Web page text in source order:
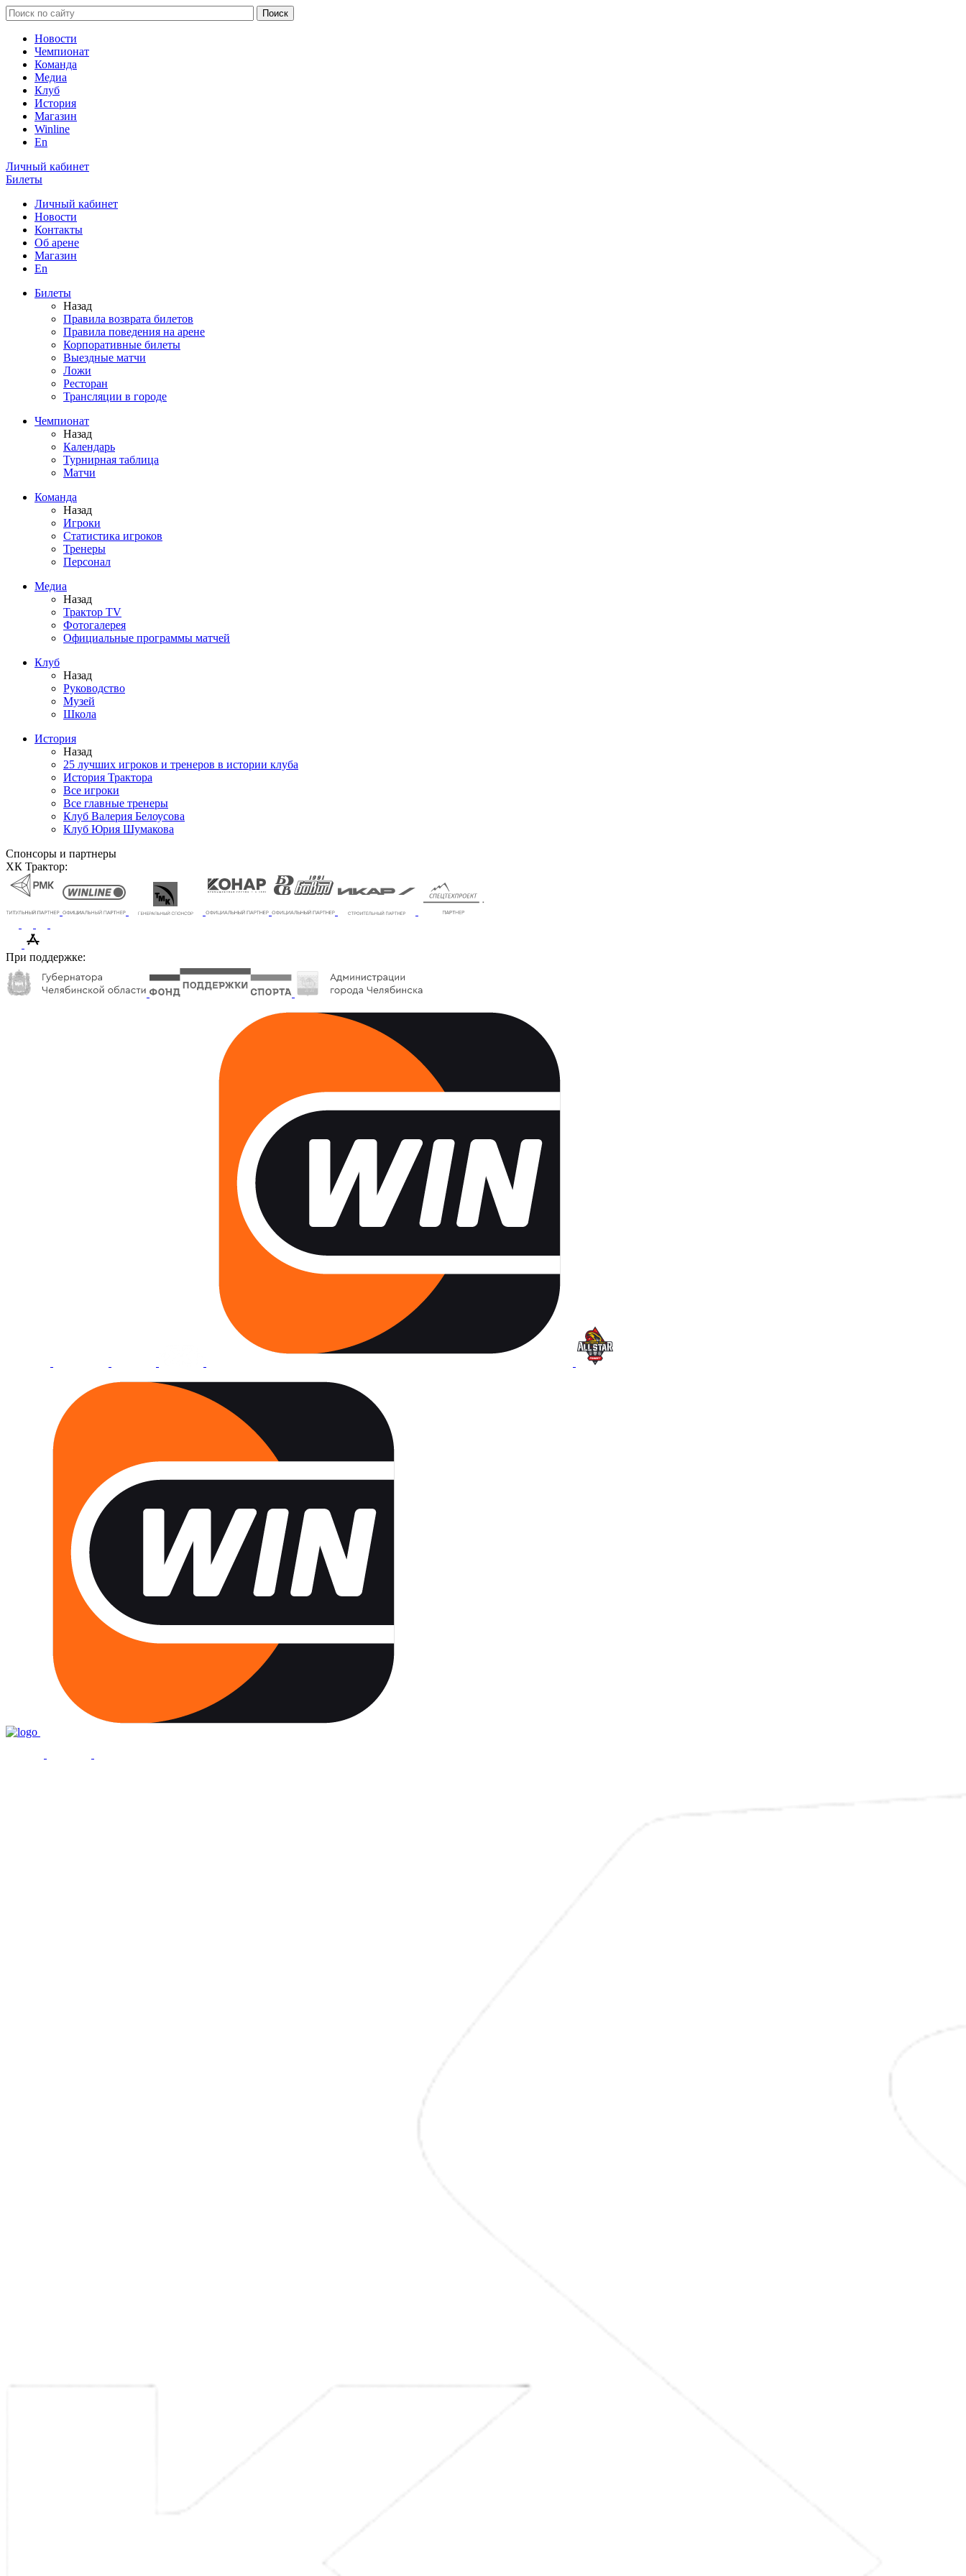
Новости
Чемпионат
Команда
Медиа
Клуб
История
Магазин
Winline
En
Личный кабинет
Билеты
Личный кабинет
Новости
Контакты
Об арене
Магазин
En
Билеты
Назад
Правила возврата билетов
Правила поведения на арене
Корпоративные билеты
Выездные матчи
Ложи
Ресторан
Трансляции в городе
Чемпионат
Назад
Календарь
Турнирная таблица
Матчи
Команда
Назад
Игроки
Статистика игроков
Тренеры
Персонал
Медиа
Назад
Трактор TV
Фотогалерея
Официальные программы матчей
Клуб
Назад
Руководство
Музей
Школа
История
Назад
25 лучших игроков и тренеров в истории клуба
История Трактора
Все игроки
Все главные тренеры
Клуб Валерия Белоусова
Клуб Юрия Шумакова
Спонсоры и партнеры
ХК Трактор:
При поддержке: